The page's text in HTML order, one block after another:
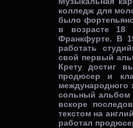
колледж для
было
в возрасте
Франкфурте. В
работать
свой первый
Крету достиг
продюсер и
международного
сольный альбом
вскоре
текстом на
работал